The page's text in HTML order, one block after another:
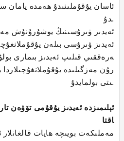
ئاسان يۇقۇملىنىدۇ ھەمدە يامان
دۇ.
ئەيدىز ۋىرۇسىنىڭ يوشۇرۇنۇش
ئەيدىز ۋىرۇسى بىلەن
ەرەققىي قىلىپ ئەيدىز بىمارى
رۇن مەزگىلىدە
ىتى بولمايدۇ.
ئېلىمىزدە ئەيدىز يۇقۇمى تۆۋەن
اقتا